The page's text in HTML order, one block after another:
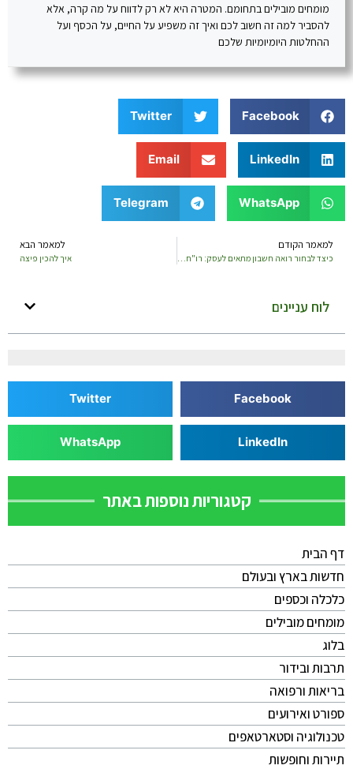
מומחים מובילים בתחומם. המטרה היא לא רק לדווח על מה קרה, אלא
להסביר למה זה חשוב לכם ואיך זה משפיע על החיים, על הכסף ועל
ההחלטות היומיומיות שלכם
Facebook
Twitter
LinkedIn
Email
WhatsApp
Telegram
למאמר הקודם למאמר הבא
איך להכין פיצה
לוח עניינים
Facebook
Twitter
LinkedIn
WhatsApp
קטגוריות נוספות באתר
דף הבית
חדשות בארץ ובעולם
כלכלה וכספים
מומחים מובילים
בלוג
תרבות ובידור
בריאות ורפואה
ספורט ואירועים
טכנולוגיה וסטארטאפים
תיירות וחופשות